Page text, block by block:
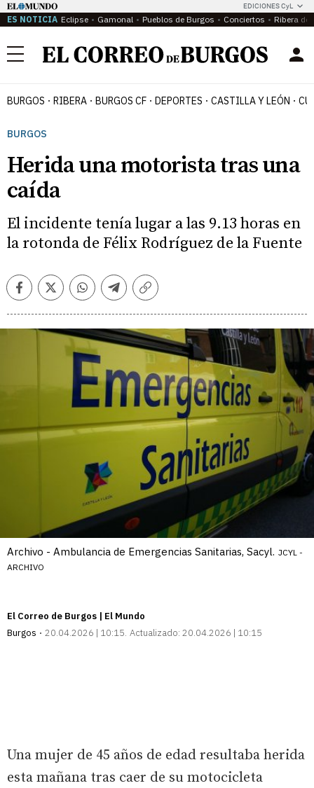
EDICIONES CyL
ES NOTICIA Eclipse Gamonal Pueblos de Burgos Conciertos Ribera del
Menú
BURGOS RIBERA BURGOS CF DEPORTES CASTILLA Y LEÓN
BURGOS
Herida una motorista tras una
caída
El incidente tenía lugar a las 9.13 horas en
la rotonda de Félix Rodríguez de la Fuente
FacebookTwitterWhatsappTelegramCopiar
Archivo - Ambulancia de Emergencias Sanitarias, Sacyl. JCYL -
ARCHIVO
El Correo de Burgos | El Mundo
Burgos
20.04.2026 | 10:15 Actualizado: 20.04.2026 | 10:15
Una mujer de 45 años de edad resultaba herida
esta mañana tras caer de su motocicleta